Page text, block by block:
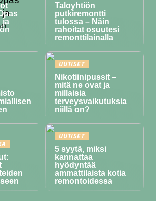
ja
Taloyhtiön
putkiremontti
tulossa – Näin
rahoitat osuutesi
remonttilainalla
UUTISET
Nikotiinipussit –
mitä ne ovat ja
millaisia
terveysvaikutuksia
niillä on?
UUTISET
5 syytä, miksi
kannattaa
hyödyntää
ammattilaista kotia
remontoidessa